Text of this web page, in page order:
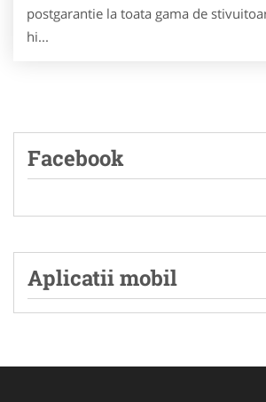
postgarantie la toata gama de
hi...
Facebook
Aplicatii mobil